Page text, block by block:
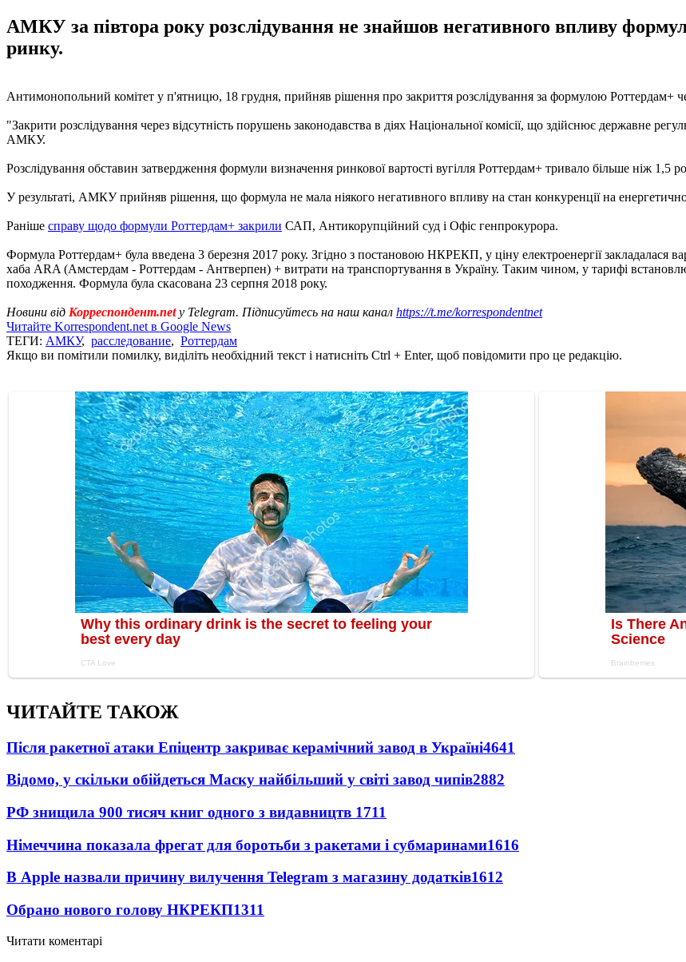
АМКУ за півтора року розслідування не знайшов негативного впливу
ринку.
Антимонопольний комітет у п'ятницю, 18 грудня, прийняв рішення про закриття розслідування за формулою Роттердам+
"Закрити розслідування через відсутність порушень законодавства в діях Національної комісії, що здійснює державне
АМКУ.
Розслідування обставин затвердження формули визначення ринкової вартості вугілля Роттердам+ тривало більше ніж 1,5
У результаті, АМКУ прийняв рішення, що формула не мала ніякого негативного впливу на стан конкуренції на
Раніше справу щодо формули Роттердам+ закрили САП, Антикорупційний суд і Офіс генпрокурора.
Формула Роттердам+ була введена 3 березня 2017 року. Згідно з постановою НКРЕКП, у ціну електроенергії закладалася
хаба ARA (Амстердам - ​​Роттердам - ​​Антверпен) + витрати на транспортування в Україну. Таким чином, у тарифі
походження. Формула була скасована 23 серпня 2018 року.
Новини від Корреспондент.netу Telegram. Підписуйтесь на наш канал https://t.me/korrespondentnet
Читайте Korrespondent.net в Google News
ТЕГИ: АМКУ, расследование, Роттердам
Якщо ви помітили помилку, виділіть необхідний текст і натисніть Ctrl + Enter, щоб повідомити про це редакцію.
ЧИТАЙТЕ ТАКОЖ
Після ракетної атаки Епіцентр закриває керамічний завод в Україні4641
Відомо, у скільки обійдеться Маску найбільший у світі завод чипів2882
РФ знищила 900 тисяч книг одного з видавництв 1711
Німеччина показала фрегат для боротьби з ракетами і субмаринами1616
В Apple назвали причину вилучення Telegram з магазину додатків1612
Обрано нового голову НКРЕКП1311
Читати коментарі